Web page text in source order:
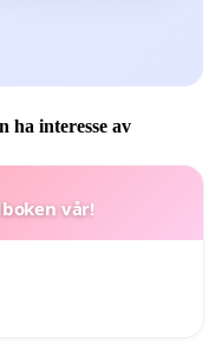
interesse av
vår!